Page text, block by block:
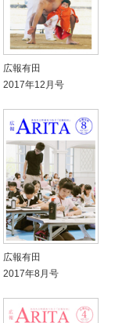
広報有田
2017年12月号
広報有田
2017年8月号